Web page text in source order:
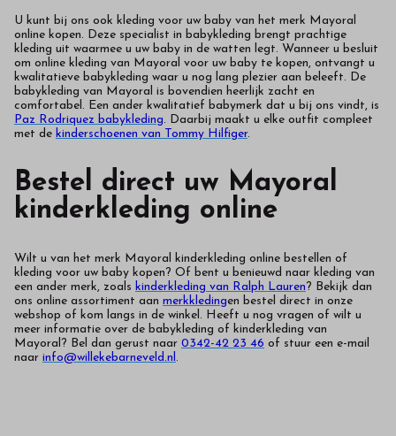
U kunt bij ons ook kleding voor uw baby van het merk Mayoral
online kopen. Deze specialist in babykleding brengt prachtige
kleding uit waarmee u uw baby in de watten legt. Wanneer u besluit
om online kleding van Mayoral voor uw baby te kopen, ontvangt u
kwalitatieve babykleding waar u nog lang plezier aan beleeft. De
babykleding van Mayoral is bovendien heerlijk zacht en
comfortabel. Een ander kwalitatief babymerk dat u bij ons vindt, is
Paz Rodriquez babykleding. Daarbij maakt u elke outfit compleet
met de kinderschoenen van Tommy Hilfiger.
Bestel direct uw Mayoral
kinderkleding online
Wilt u van het merk Mayoral kinderkleding online bestellen of
kleding voor uw baby kopen? Of bent u benieuwd naar kleding van
een ander merk, zoals kinderkleding van Ralph Lauren? Bekijk dan
ons online assortiment aan merkkledingen bestel direct in onze
webshop of kom langs in de winkel. Heeft u nog vragen of wilt u
meer informatie over de babykleding of kinderkleding van
Mayoral? Bel dan gerust naar 0342-42 23 46 of stuur een e-mail
naar info@willekebarneveld.nl.